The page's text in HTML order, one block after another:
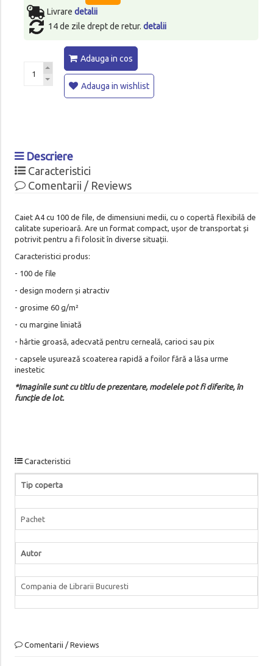
Livrare detalii
14 de zile drept de retur. detalii
Adauga in cos
Adauga in wishlist
Descriere
Caracteristici
Comentarii / Reviews
Caiet A4 cu 100 de file, de dimensiuni medii, cu o copertă flexibilă de
calitate superioară. Are un format compact, ușor de transportat și
potrivit pentru a fi folosit în diverse situații.
Caracteristici produs:
- 100 de file
- design modern și atractiv
- grosime 60 g/m²
- cu margine liniată
- hârtie groasă, adecvată pentru cerneală, carioci sau pix
- capsele ușurează scoaterea rapidă a foilor fără a lăsa urme
inestetic
*Imaginile sunt cu titlu de prezentare, modelele pot fi diferite, în
funcție de lot.
Caracteristici
Tip coperta
Pachet
Autor
Compania de Librarii Bucuresti
Comentarii / Reviews